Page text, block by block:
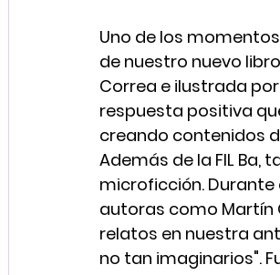
Uno de los
de nuestro nuevo
Correa e ilustrada
respuesta positiva
creando contenidos
Además de la FIL
microficción.
autoras como Martín
relatos en nuestra
no tan imaginarios".